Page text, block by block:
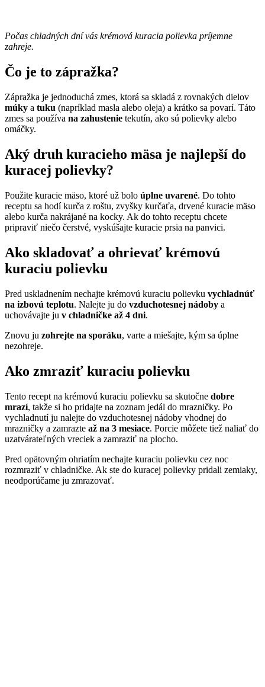
Počas chladných dní vás krémová kuracia polievka príjemne
zahreje.
Čo je to zápražka?
Zápražka je jednoduchá zmes, ktorá sa skladá z rovnakých dielov
múky a tuku (napríklad masla alebo oleja) a krátko sa povarí. Táto
zmes sa používa na zahustenie tekutín, ako sú polievky alebo
omáčky.
Aký druh kuracieho mäsa je najlepší do
kuracej polievky?
Použite kuracie mäso, ktoré už bolo úplne uvarené. Do tohto
receptu sa hodí kurča z roštu, zvyšky kurčaťa, drvené kuracie mäso
alebo kurča nakrájané na kocky. Ak do tohto receptu chcete
pripraviť niečo čerstvé, vyskúšajte kuracie prsia na panvici.
Ako skladovať a ohrievať krémovú
kuraciu polievku
Pred uskladnením nechajte krémovú kuraciu polievku vychladnúť
na izbovú teplotu. Nalejte ju do vzduchotesnej nádoby a
uchovávajte ju v chladničke až 4 dni.
Znovu ju zohrejte na sporáku, varte a miešajte, kým sa úplne
nezohreje.
Ako zmraziť kuraciu polievku
Tento recept na krémovú kuraciu polievku sa skutočne dobre
mrazí, takže si ho pridajte na zoznam jedál do mrazničky. Po
vychladnutí ju nalejte do vzduchotesnej nádoby vhodnej do
mrazničky a zamrazte až na 3 mesiace. Porcie môžete tiež naliať do
uzatvárateľných vreciek a zamraziť na plocho.
Pred opätovným ohriatím nechajte kuraciu polievku cez noc
rozmraziť v chladničke. Ak ste do kuracej polievky pridali zemiaky,
neodporúčame ju zmrazovať.